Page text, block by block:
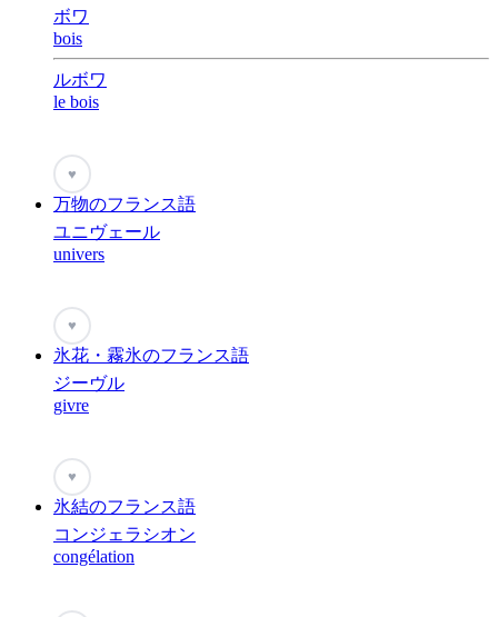
ボワ
bois
ルボワ
le bois
♥
万物のフランス語
ユニヴェール
univers
♥
氷花・霧氷のフランス語
ジーヴル
givre
♥
氷結のフランス語
コンジェラシオン
congélation